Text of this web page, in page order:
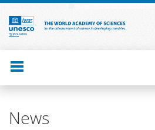
Skip
main
content
News